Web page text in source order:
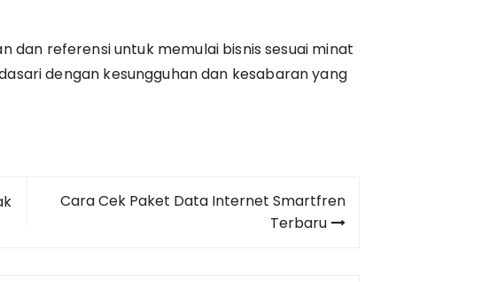
dan referensi untuk memulai bisnis sesuai minat
dengan kesungguhan dan kesabaran yang
Cara Cek Paket Data Internet Smartfren
Terbaru